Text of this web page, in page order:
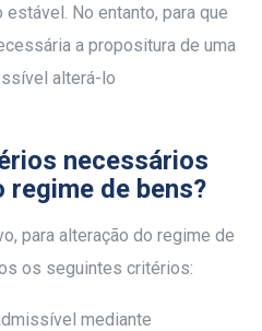
No entanto, para que
a propositura de uma
alterá-lo
necessários
regime de bens?
para alteração do regime de
os seguintes critérios:
mediante